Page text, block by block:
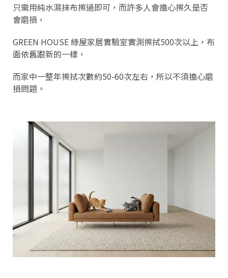
只需用純水濕抹布擦過即可，而許多人會擔心擦久是否
會磨損，
GREEN HOUSE 綠屋家居實驗室實測擦拭500次以上，布
面依舊跟新的一樣，
而家中一整年擦拭次數約50-60次左右，所以不須擔心磨
損問題。